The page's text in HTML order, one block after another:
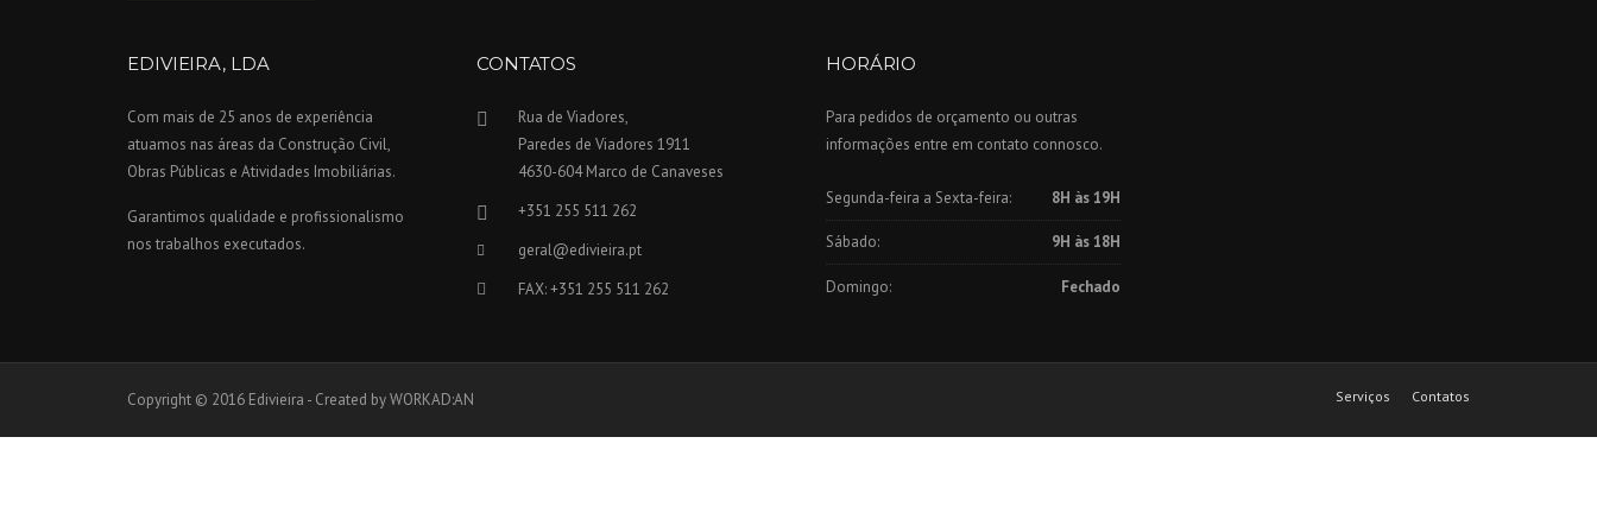
EDIVIEIRA, LDA
Com mais de 25 anos de experiência
atuamos nas áreas da Construção Civil,
Obras Públicas e Atividades Imobiliárias.
Garantimos qualidade e profissionalismo
nos trabalhos executados.
CONTATOS
Rua de Viadores,
Paredes de Viadores 1911
4630-604 Marco de Canaveses
+351 255 511 262
geral@edivieira.pt
FAX: +351 255 511 262
HORÁRIO
Para pedidos de orçamento ou outras
informações entre em contato connosco.
Segunda-feira a Sexta-feira: 8H às 19H
Sábado: 9H às 18H
Domingo: Fechado
Copyright © 2016 Edivieira - Created by WORKAD:AN Serviços Contatos